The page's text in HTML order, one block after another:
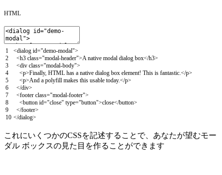
HTML
1
2
3
4
5
6
7
8
9
10
<dialog id="demo-modal">
<h3 class="modal-header">A native modal dialog box</h3>
<div class="modal-body">
<p>Finally, HTML has a native dialog box element! This is fantastic </p>
<p>And a polyfill makes this usable today.</p>
</div>
<footer class="modal-footer">
<button id="close" type="button">close</button>
</footer>
</dialog>
これにいくつかのCSSを記述することで、あなたが望むモー
ダル ボックスの見た目を作ることができます